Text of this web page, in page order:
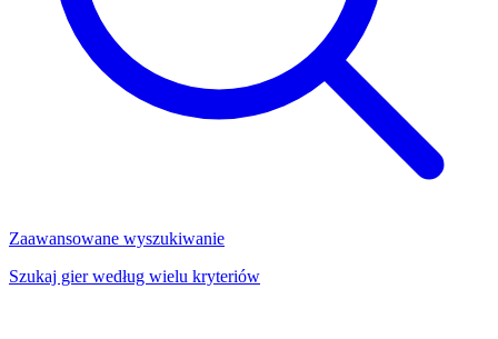
Zaawansowane wyszukiwanie
Szukaj gier według wielu kryteriów